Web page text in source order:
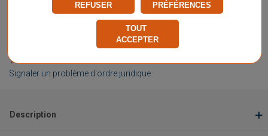
Livraison gratuite
entre le 11/08 et le 18/08
VW Sports
★★
★★
Signaler un problème d'ordre juridique
Description
REFUSER
PRÉFÉRENCES
TOUT
ACCEPTER